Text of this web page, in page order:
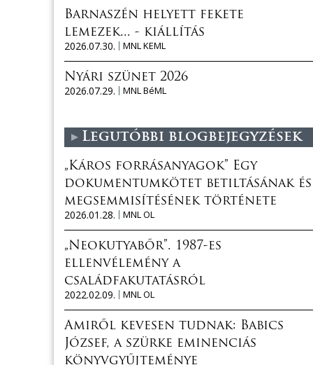
Barnaszén helyett fekete
lemezek... - kiállítás
2026.07.30.
MNL KEML
Nyári szünet 2026
2026.07.29.
MNL BéML
Legutóbbi blogbejegyzések
„Káros forrásanyagok” Egy
dokumentumkötet betiltásának és
megsemmisítésének története
2026.01.28.
MNL OL
„Neokutyabőr”. 1987-es
ellenvélemény a
családfakutatásról
2022.02.09.
MNL OL
Amiről kevesen tudnak: Babics
József, a szürke eminenciás
könyvgyűjteménye